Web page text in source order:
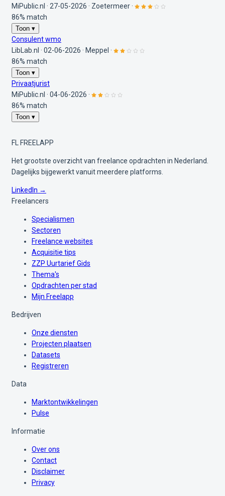
MiPublic.nl · 27-05-2026 · Zoetermeer ·
86% match
Toon ▾
Consulent wmo
LibLab.nl · 02-06-2026 · Meppel ·
86% match
Toon ▾
Privaatjurist
MiPublic.nl · 04-06-2026 ·
86% match
Toon ▾
FL FREELAPP
Het grootste overzicht van freelance opdrachten in Nederland.
Dagelijks bijgewerkt vanuit meerdere platforms.
LinkedIn →
Freelancers
Specialismen
Sectoren
Freelance websites
Acquisitie tips
ZZP Uurtarief Gids
Thema's
Opdrachten per stad
Mijn Freelapp
Bedrijven
Onze diensten
Projecten plaatsen
Datasets
Registreren
Data
Marktontwikkelingen
Pulse
Informatie
Over ons
Contact
Disclaimer
Privacy